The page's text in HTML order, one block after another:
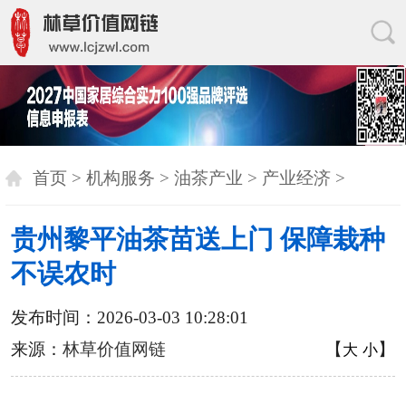
首页 > 机构服务 > 油茶产业 > 产业经济>
贵州黎平油茶苗送上门 保障栽种
不误农时
发布时间：2026-03-03 10:28:01
来源： 林草价值网链 【 大 小】